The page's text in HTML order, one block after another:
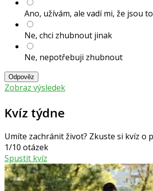
Ano, užívám, ale vadí mi, že jsou
Ne, chci zhubnout jinak
Ne, nepotřebuji zhubnout
Odpověz
Zobraz výsledek
Kvíz týdne
Umíte zachránit život? Zkuste si kvíz o
1/10 otázek
Spustit kvíz